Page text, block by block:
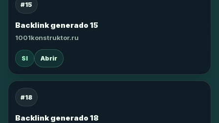
#15
Backlink generado 15
1001konstruktor.ru
SI Abrir
#18
Backlink generado 18